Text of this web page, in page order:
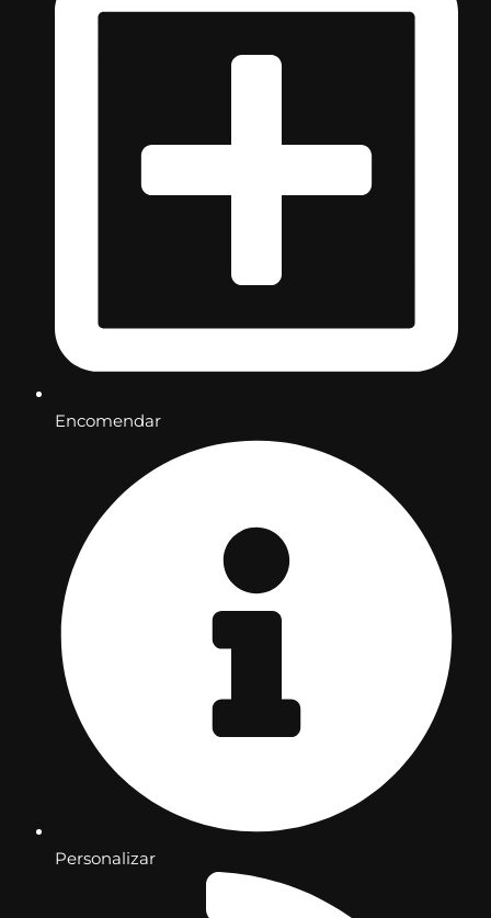
Encomendar
Personalizar